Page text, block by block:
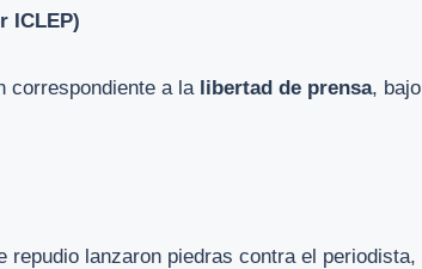
ICLEP)
correspondiente a la libertad de prensa, bajo
repudio lanzaron piedras contra el periodista,